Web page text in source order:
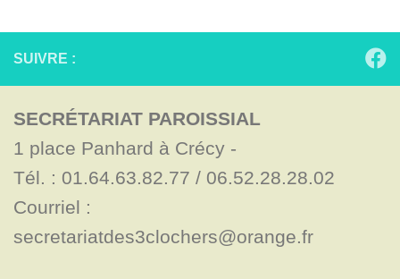
SUIVRE :
SECRÉTARIAT PAROISSIAL
1 place Panhard à Crécy -
Tél. : 01.64.63.82.77 / 06.52.28.28.02
Courriel :
secretariatdes3clochers@orange.fr